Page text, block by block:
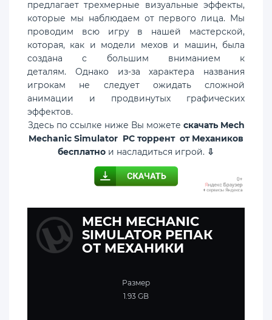
предлагает трехмерные визуальные эффекты,
которые мы наблюдаем от первого лица. Мы
проводим всю игру в нашей мастерской,
которая, как и модели мехов и машин, была
создана с большим вниманием к
деталям. Однако из-за характера названия
игрокам не следует ожидать сложной
анимации и продвинутых графических
эффектов.
Здесь по ссылке ниже Вы можете скачать Mech
Mechanic Simulator PC торрент от Механиков
бесплатно и насладиться игрой. ⇩
MECH MECHANIC
SIMULATOR РЕПАК
ОТ МЕХАНИКИ
Размер
1.93 GB